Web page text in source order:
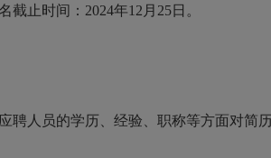
截止时间：2024年12月25日。
聘人员的学历、经验、职称等方面对简